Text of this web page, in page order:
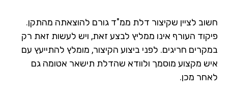
לציין שקיצור דלת ממ"ד גורם להוצאתה מהתקן.
העורף אינו ממליץ לבצע זאת, ויש לעשות זאת רק
חריגים. לפני ביצוע הקיצור, מומלץ להתייעץ עם
מקצוע מוסמך ולוודא שהדלת תישאר אטומה גם
מכן.